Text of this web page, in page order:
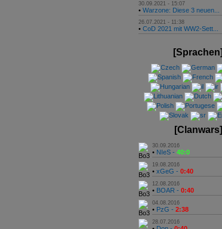
30.09.2021 - 15:07
• Warzone: Diese 3 neuen...
26.07.2021 - 11:38
• CoD 2021 mit WW2-Sett...
[Sprachen]
[Clanwars]
30.09.2016
• NIeS - 40:0
19.08.2016
• xGeG - 0:40
12.08.2016
• BOAR - 0:40
04.08.2016
• PzG - 2:38
28.07.2016